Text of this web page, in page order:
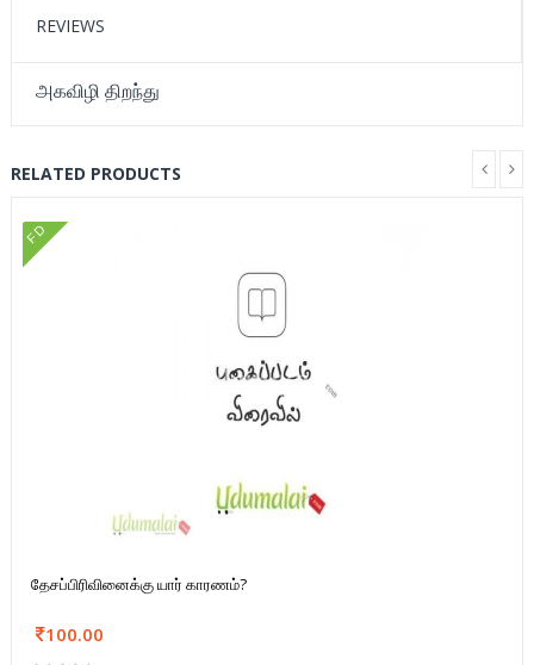
REVIEWS
அகவிழி திறந்து
RELATED PRODUCTS
FD
தேசப்பிரிவினைக்கு யார் காரணம்?
100.00